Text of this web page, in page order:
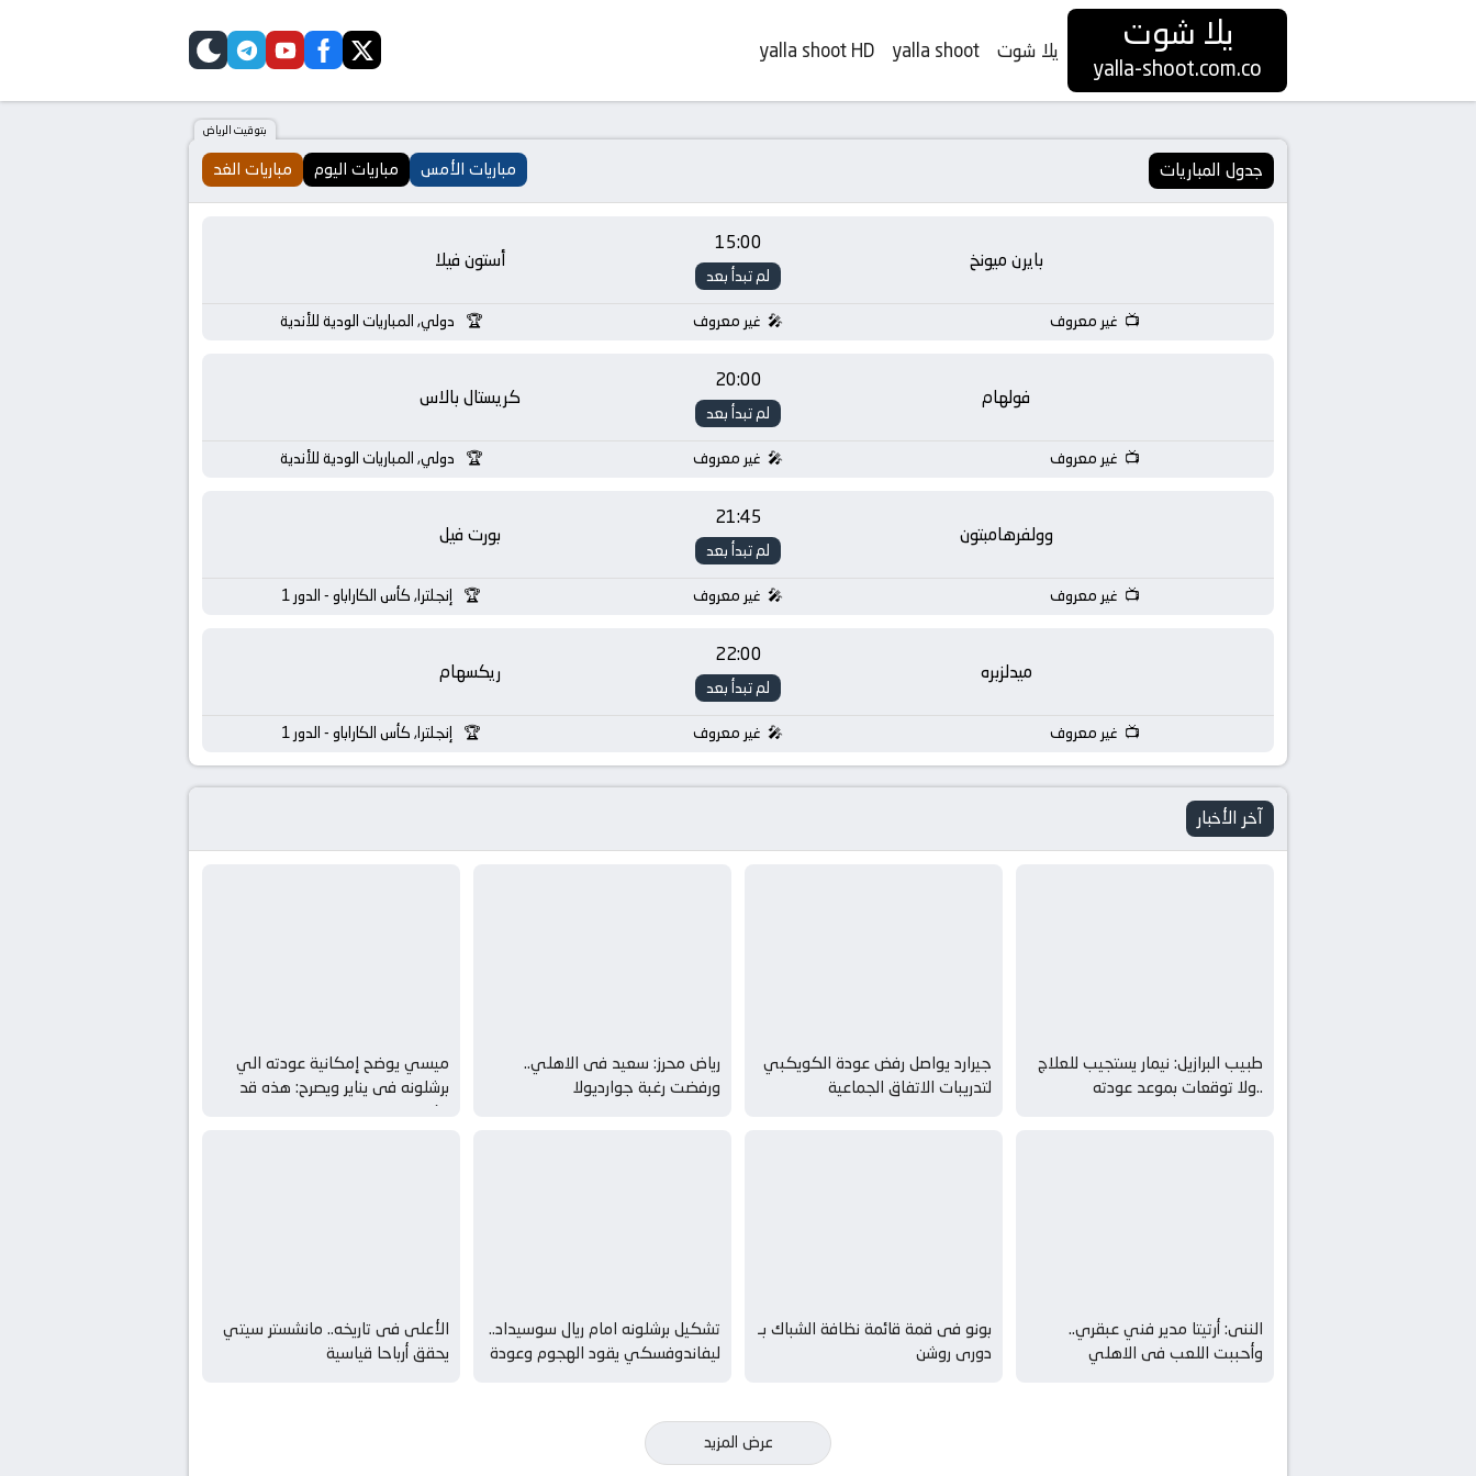
yalla
shoot
يلا شوت
yalla-shoot.com.co
يلا شوت yalla shoot
yalla shoot HD
twitter
facebook
youtube
telegram
skin
بتوقيت الرياض
جدول المباريات مباريات الأمس مباريات اليوم مباريات الغد
بايرن ميونخ
15:00
لم تبدأ بعد
أستون فيلا
غير معروف غير معروف دولي, المباريات الودية للأندية
فولهام
20:00
لم تبدأ بعد
كريستال بالاس
غير معروف غير معروف دولي, المباريات الودية للأندية
وولفرهامبتون
21:45
لم تبدأ بعد
بورت فيل
غير معروف غير معروف إنجلترا, كأس الكاراباو - الدور 1
ميدلزبره
22:00
لم تبدأ بعد
ريكسهام
غير معروف غير معروف إنجلترا, كأس الكاراباو - الدور 1
آخر الأخبار
طبيب البرازيل: نيمار يستجيب للعلاج
..ولا توقعات بموعد عودته
جيرارد يواصل رفض عودة الكويكبي
لتدريبات الاتفاق الجماعية
رياض محرز: سعيد فى الاهلي..
ورفضت رغبة جوارديولا
ميسي يوضح إمكانية عودته الي
برشلونه فى يناير ويصرح: هذه قد
تكون
الننى: أرتيتا مدير فني عبقري..
وأحببت اللعب فى الاهلي
بونو فى قمة قائمة نظافة الشباك بـ
دورى روشن
تشكيل برشلونه امام ريال سوسيداد..
ليفاندوفسكي يقود الهجوم وعودة
الأعلى فى تاريخه.. مانشستر سيتي
يحقق أرباحا قياسية
عرض المزيد